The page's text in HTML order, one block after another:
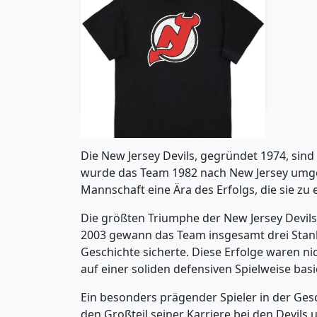
2010s New Jersey Devils
Mogilny #89 NHL Tee - 5/10 -
(M)
5.99£ · ca. €7
Die New Jersey Devils, gegründet 1974,
wurde das Team 1982 nach New Jersey
Mannschaft eine Ära des Erfolgs, die sie
Die größten Triumphe der New Jersey
2003 gewann das Team insgesamt drei
Geschichte sicherte. Diese Erfolge waren
auf einer soliden defensiven Spielweise
Ein besonders prägender Spieler in der
den Großteil seiner Karriere bei den Devils